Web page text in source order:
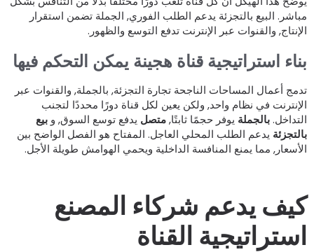
البيع بالتجزئة يدعم الطلب الفوري, الجملة تضمن استقرار
والقنوات عبر الإنترنت تدفع التوسع والظهور.
استراتيجية قناة هجينة يمكن التحكم فيها
أعمال المساحات الناجحة تجارة التجزئة, بالجملة, والقنوات عبر
في نظام واحد, ولكن يعين لكل قناة دورًا محددًا لتجنب
بالجملةيوفر حجمًا ثابتًا,متصليدفع توسع السوق, و بيع
يدعم الطلب المحلي العاجل. المفتاح هو الفصل الواضح بين
مما يمنع المنافسة الداخلية ويحمي الهوامش طويلة الأجل.
يدعم شركاء المصنع
القناة